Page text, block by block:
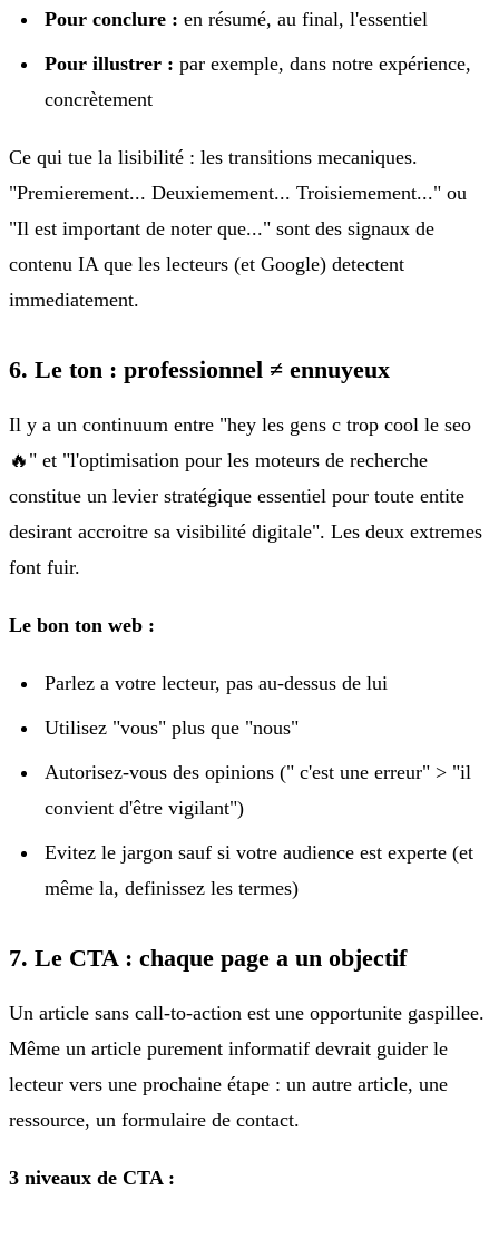
Pour conclure : en résumé, au final, l'essentiel
Pour illustrer : par exemple, dans notre expérience,
concrètement
Ce qui tue la lisibilité : les transitions mecaniques.
"Premierement... Deuxiemement... Troisiemement..." ou
"Il est important de noter que..." sont des signaux de
contenu IA que les lecteurs (et Google) detectent
immediatement.
6. Le ton : professionnel ≠ ennuyeux
Il y a un continuum entre "hey les gens c trop cool le seo
🔥" et "l'optimisation pour les moteurs de recherche
constitue un levier stratégique essentiel pour toute entite
desirant accroitre sa visibilité digitale". Les deux extremes
font fuir.
Le bon ton web :
Parlez a votre lecteur, pas au-dessus de lui
Utilisez "vous" plus que "nous"
Autorisez-vous des opinions (" c'est une erreur" > "il
convient d'être vigilant")
Evitez le jargon sauf si votre audience est experte (et
même la, definissez les termes)
7. Le CTA : chaque page a un objectif
Un article sans call-to-action est une opportunite gaspillee.
Même un article purement informatif devrait guider le
lecteur vers une prochaine étape : un autre article, une
ressource, un formulaire de contact.
3 niveaux de CTA :